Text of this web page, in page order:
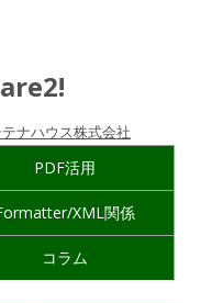
ナハウス株式会社
PDF活用
XML関係
コラム